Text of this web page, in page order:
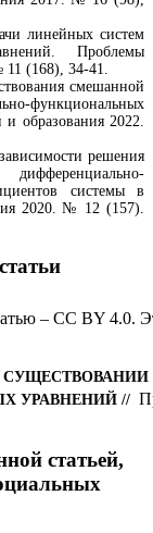
линейных систем
Проблемы
(168), 34-41.
смешанной
функциональных
образования 2022.
решения
системы в
2020. № 12 (157).
– CC BY 4.0.
УРАВНЕНИЙ //
статьей,